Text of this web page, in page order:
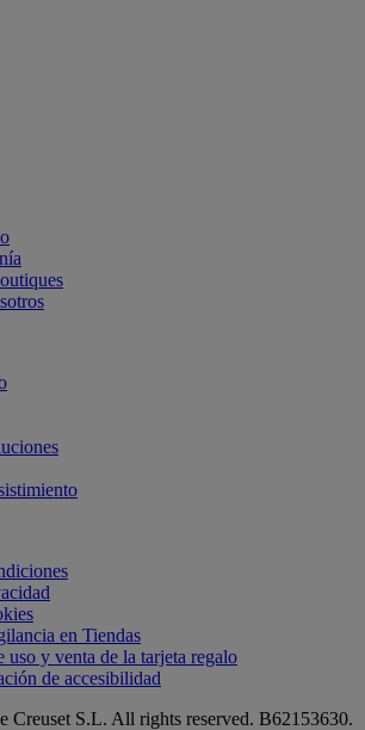
en Tiendas
uso y venta de la tarjeta regalo
de accesibilidad
S.L. All rights reserved. B62153630.